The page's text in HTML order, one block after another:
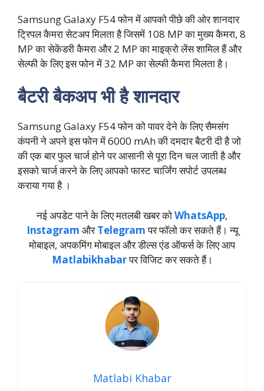
Samsung Galaxy F54 फोन में आपको पीछे की ओर शानदार
ट्रिपल कैमरा सेटअप मिलता है जिसमें 108 MP का मुख्य कैमरा, 8
MP का सेकेंडरी कैमरा और 2 MP का माइक्रो लेंस शामिल हैं और
सेल्फी के लिए इस फोन में 32 MP का सेल्फी कैमरा मिलता है।
बैटरी बैकअप भी है शानदार
Samsung Galaxy F54 फोन को पावर देने के लिए सैमसंग
कंपनी ने अपने इस फोन में 6000 mAh की दमदार बैटरी दी है जो
की एक बार फुल चार्ज होने पर आसानी से पूरा दिन चल जाती है और
इसको चार्ज करने के लिए आपको फास्ट चार्जिंग सपोर्ट उपलब्ध
कराया गया है ‌।
नई अपडेट पाने के लिए मतलबी खबर कोWhatsApp,
Instagram औरTelegramपर फॉलो कर सकते हैं। न्‍यू
मोबाइल, अपकमिंग मोबाइल और डील्‍स एंड ऑफर्स के लिए आप
Matlabikhabarपर विजिट कर सकते हैं।
Matlabi Khabar